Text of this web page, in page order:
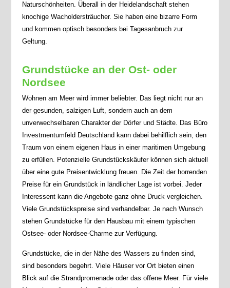
Naturschönheiten. Überall in der Heidelandschaft stehen
knochige Wacholdersträucher. Sie haben eine bizarre Form
und kommen optisch besonders bei Tagesanbruch zur
Geltung.
Grundstücke an der Ost- oder
Nordsee
Wohnen am Meer wird immer beliebter. Das liegt nicht nur an
der gesunden, salzigen Luft, sondern auch an dem
unverwechselbaren Charakter der Dörfer und Städte. Das Büro
Investmentumfeld Deutschland kann dabei behilflich sein, den
Traum von einem eigenen Haus in einer maritimen Umgebung
zu erfüllen. Potenzielle Grundstückskäufer können sich aktuell
über eine gute Preisentwicklung freuen. Die Zeit der horrenden
Preise für ein Grundstück in ländlicher Lage ist vorbei. Jeder
Interessent kann die Angebote ganz ohne Druck vergleichen.
Viele Grundstückspreise sind verhandelbar. Je nach Wunsch
stehen Grundstücke für den Hausbau mit einem typischen
Ostsee- oder Nordsee-Charme zur Verfügung.
Grundstücke, die in der Nähe des Wassers zu finden sind,
sind besonders begehrt. Viele Häuser vor Ort bieten einen
Blick auf die Strandpromenade oder das offene Meer. Für viele